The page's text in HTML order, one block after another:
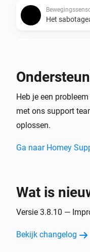
Het
Het
De
Heb je een
met ons support
oplossen.
Ga naar Homey
Wat is
Versie 3.8.10 —
Bekijk changelog